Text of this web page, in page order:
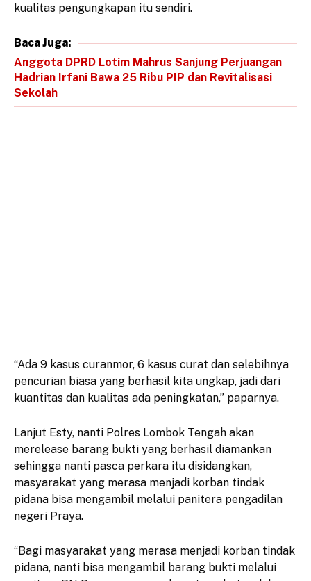
kualitas pengungkapan itu sendiri.
Baca Juga:
Anggota DPRD Lotim Mahrus Sanjung Perjuangan
Hadrian Irfani Bawa 25 Ribu PIP dan Revitalisasi
Sekolah
“Ada 9 kasus curanmor, 6 kasus curat dan selebihnya
pencurian biasa yang berhasil kita ungkap, jadi dari
kuantitas dan kualitas ada peningkatan,” paparnya.
Lanjut Esty, nanti Polres Lombok Tengah akan
merelease barang bukti yang berhasil diamankan
sehingga nanti pasca perkara itu disidangkan,
masyarakat yang merasa menjadi korban tindak
pidana bisa mengambil melalui panitera pengadilan
negeri Praya.
“Bagi masyarakat yang merasa menjadi korban tindak
pidana, nanti bisa mengambil barang bukti melalui